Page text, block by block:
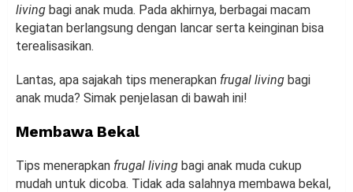
living bagi anak muda. Pada akhirnya, berbagai macam
kegiatan berlangsung dengan lancar serta keinginan bisa
terealisasikan.
Lantas, apa sajakah tips menerapkan frugal living bagi
anak muda? Simak penjelasan di bawah ini!
Membawa Bekal
Tips menerapkan frugal living bagi anak muda cukup
mudah untuk dicoba. Tidak ada salahnya membawa bekal,